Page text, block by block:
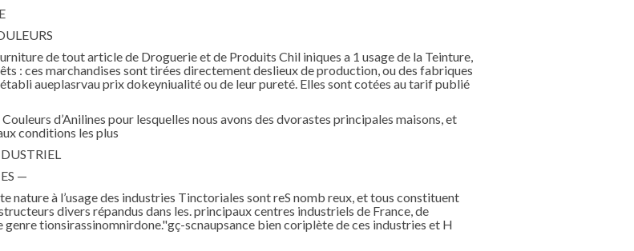
de tout article de Droguerie et de Produits Chil iniques a 1 usage de la Teinture,
: ces marchandises sont tirées directement deslieux de production, ou des fabriques
établi aueplasrvau prix dokeyniualité ou de leur pureté. Elles sont cotées au tarif publié
d’Anilines pour lesquelles nous avons des dvorastes principales maisons, et
conditions les plus
—
nature à l’usage des industries Tinctoriales sont reS nomb reux, et tous constituent
divers répandus dans les. principaux centres industriels de France, de
tionsirassinomnirdone."gç-scnaupsance bien coriplète de ces industries et H